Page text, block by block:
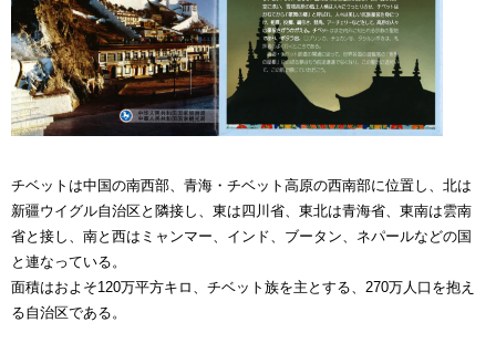
チベットは中国の南西部、青海・チベット高原の西南部に位置し、北は
新疆ウイグル自治区と隣接し、東は四川省、東北は青海省、東南は雲南
省と接し、南と西はミャンマー、インド、ブータン、ネパールなどの国
と連なっている。
面積はおよそ120万平方キロ、チベット族を主とする、270万人口を抱え
る自治区である。